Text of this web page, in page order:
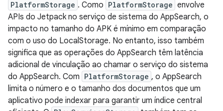
PlatformStorage . Como PlatformStorage envolve
APIs do Jetpack no serviço de sistema do AppSearch, o
impacto no tamanho do APK é mínimo em comparação
com o uso do LocalStorage. No entanto, isso também
significa que as operações do AppSearch têm latência
adicional de vinculação ao chamar o serviço do sistema
do AppSearch. Com PlatformStorage , o AppSearch
limita o número e o tamanho dos documentos que um
aplicativo pode indexar para garantir um índice central